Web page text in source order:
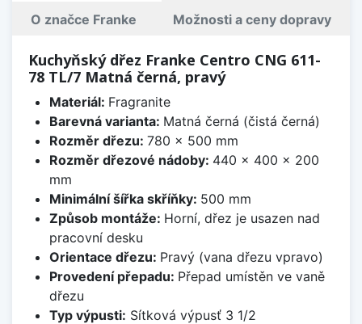
O značce Franke Možnosti a ceny dopravy
Kuchyňský dřez Franke Centro CNG 611-
78 TL/7 Matná černá, pravý
Materiál: Fragranite
Barevná varianta: Matná černá (čistá černá)
Rozměr dřezu: 780 x 500 mm
Rozměr dřezové nádoby: 440 x 400 x 200
mm
Minimální šířka skříňky: 500 mm
Způsob montáže: Horní, dřez je usazen nad
pracovní desku
Orientace dřezu: Pravý (vana dřezu vpravo)
Provedení přepadu: Přepad umístěn ve vaně
dřezu
Typ výpusti: Sítková výpusť 3 1/2